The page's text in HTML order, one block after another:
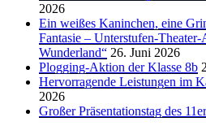
2026
Ein weißes Kaninchen, eine
Fantasie – Unterstufen-
Wunderland“ 26. Juni 2026
Plogging-Aktion der Klasse 8b
Hervorragende Leistungen im
2026
Großer Präsentationstag des